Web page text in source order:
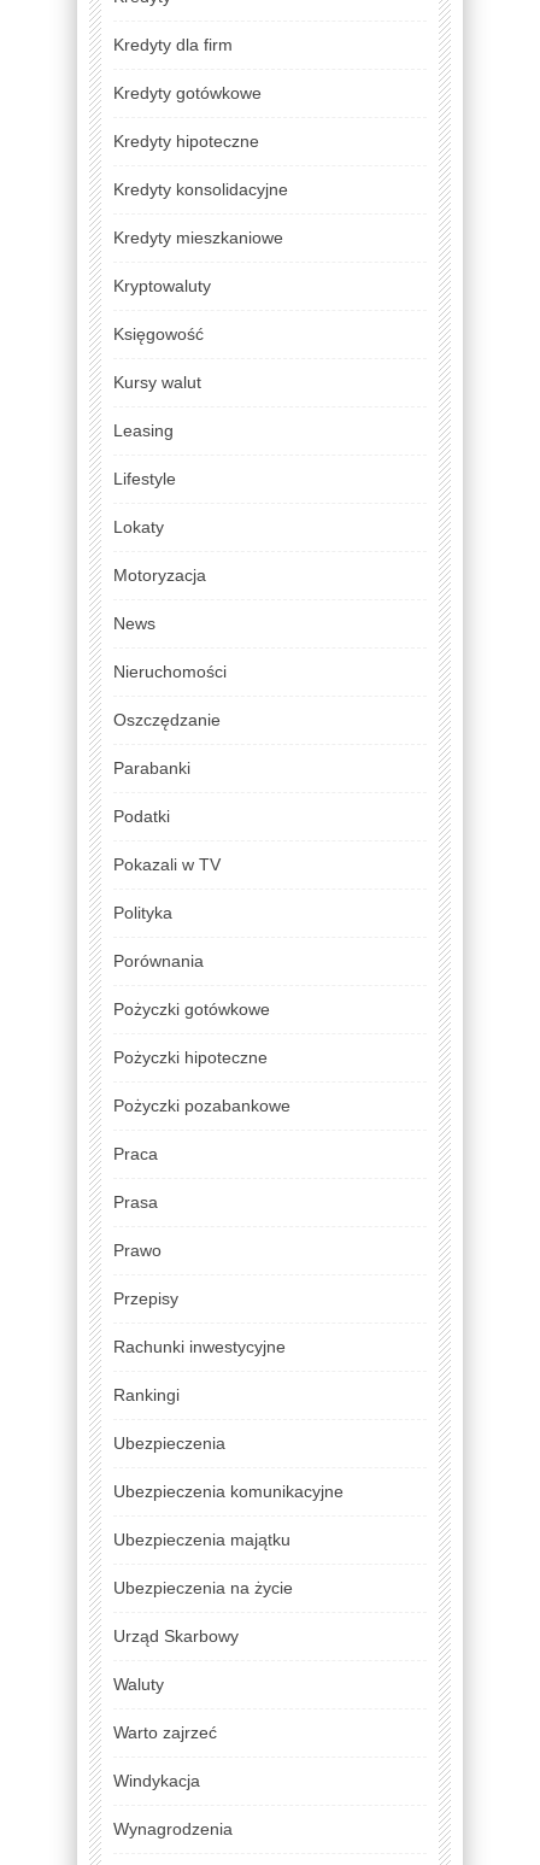
Kredyty dla firm
Kredyty gotówkowe
Kredyty hipoteczne
Kredyty konsolidacyjne
Kredyty mieszkaniowe
Kryptowaluty
Księgowość
Kursy walut
Leasing
Lifestyle
Lokaty
Motoryzacja
News
Nieruchomości
Oszczędzanie
Parabanki
Podatki
Pokazali w TV
Polityka
Porównania
Pożyczki gotówkowe
Pożyczki hipoteczne
Pożyczki pozabankowe
Praca
Prasa
Prawo
Przepisy
Rachunki inwestycyjne
Rankingi
Ubezpieczenia
Ubezpieczenia komunikacyjne
Ubezpieczenia majątku
Ubezpieczenia na życie
Urząd Skarbowy
Waluty
Warto zajrzeć
Windykacja
Wynagrodzenia